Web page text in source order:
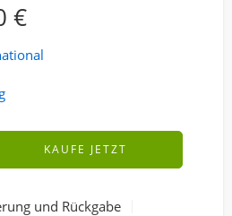
€
KAUFE JETZT
und Rückgabe